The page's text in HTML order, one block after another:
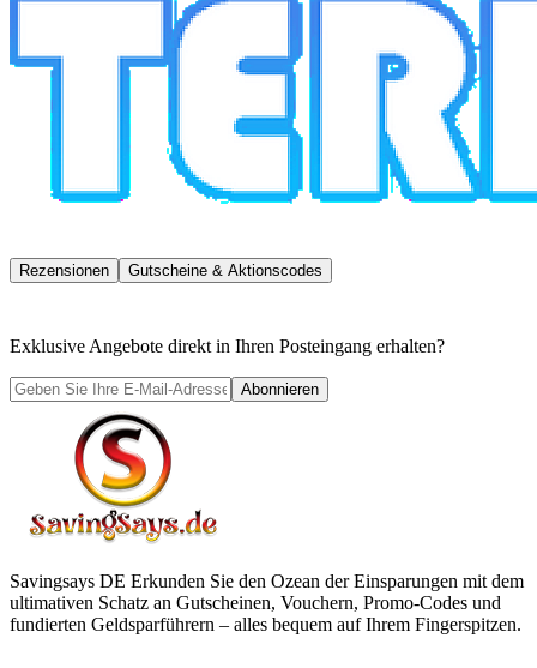
Rezensionen Gutscheine & Aktionscodes
Exklusive Angebote direkt in Ihren Posteingang erhalten?
Abonnieren
Savingsays DE Erkunden Sie den Ozean der Einsparungen mit dem
ultimativen Schatz an Gutscheinen, Vouchern, Promo-Codes und
fundierten Geldsparführern – alles bequem auf Ihrem Fingerspitzen.